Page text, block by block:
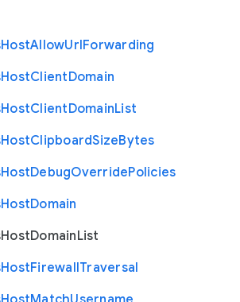
HostAllowUrlForwarding
HostClientDomain
HostClientDomainList
HostClipboardSizeBytes
HostDebugOverridePolicies
HostDomain
HostDomainList
HostFirewallTraversal